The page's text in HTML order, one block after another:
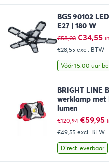
BGS 90102
E27 | 180 W
€58,03
prijs
was:
€58,03.
€34,55
is:
€28,55 excl. BTW
Vóór 15:00 uur
BRIGHT LINE
werklamp met
lumen
€120,94
prijs
was:
€120,94.
€59,95
is:
€49,55 excl. BTW
Direct leverbaar